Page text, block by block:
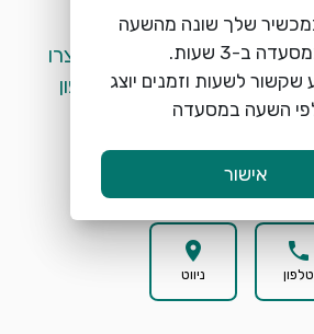
המופיע למטה.
phone
טלפון
location_on
ניווט
שלך שונה מהשעה
שקשור לשעות וזמנים יוצג
השעה במסעדה
אישור